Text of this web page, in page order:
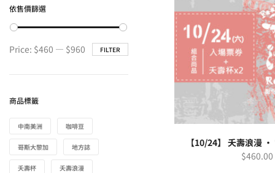
【10/24】 夭壽浪漫
$460.00
依售價篩選
Min
Max
FILTER
Price: $460 — $960
商品標籤
中南美洲 咖啡豆
哥斯大黎加 地方誌
夭壽杯 夭壽浪漫